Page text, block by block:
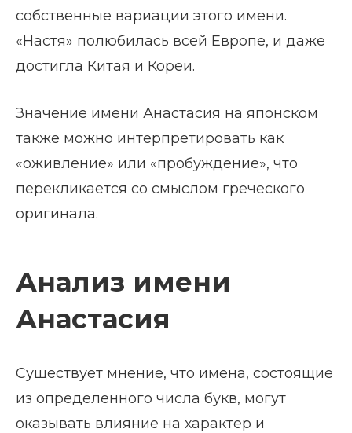
собственные вариации этого имени.
«Настя» полюбилась всей Европе, и даже
достигла Китая и Кореи.
Значение имени Анастасия на японском
также можно интерпретировать как
«оживление» или «пробуждение», что
перекликается со смыслом греческого
оригинала.
Анализ имени
Анастасия
Существует мнение, что имена, состоящие
из определенного числа букв, могут
оказывать влияние на характер и